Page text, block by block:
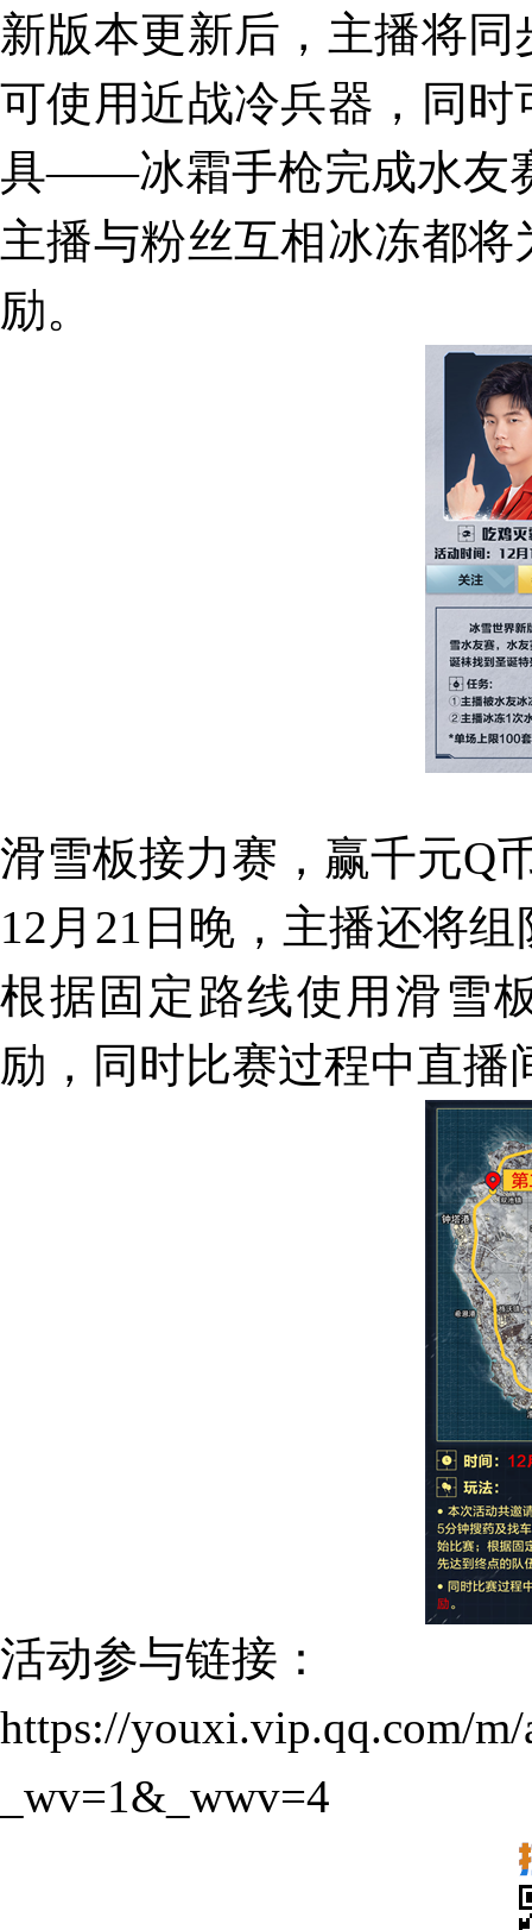
新版本更新后，主播将
可使用近战冷兵器，同
具——冰霜手枪完成水友
主播与粉丝互相冰冻都
励。
滑雪板接力赛，赢千元Q
12月21日晚，主播还将
根据固定路线使用滑雪
励，同时比赛过程中直
活动参与链接：
https://youxi.vip.qq.com/m/
_wv=1&_wwv=4